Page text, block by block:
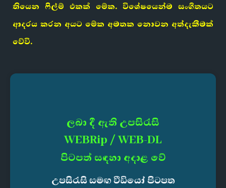
තියෙන ෆිල්ම් එකක් මේක. විශේෂයෙන්ම සංගීතයට
ආදරය කරන අයට මේක අමතක නොවන අත්දැකීමක්
වේවි.
ලබා දී ඇති උපසිරැසි
WEBRip / WEB-DL
පිටපත් සඳහා අදාළ වේ
උපසිරැසි සමඟ වීඩියෝ පිටපත